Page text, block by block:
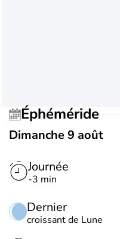
Éphéméride
Dimanche 9 août
Journée
-3 min
Dernier
croissant de Lune